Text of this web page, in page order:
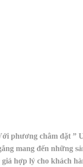
phương châm đặt ”
mang đến những
hợp lý cho khách